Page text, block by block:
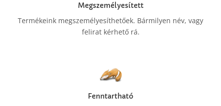
Megszemélyesített
Termékeink megszemélyesíthetőek. Bármilyen név, vagy
felirat kérhető rá.
Fenntartható